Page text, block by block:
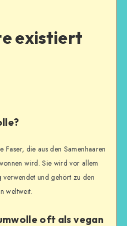
existiert
Faser, die aus den Samenhaaren
wird. Sie wird vor allem
verwendet und gehört zu den
weltweit.
oft als vegan